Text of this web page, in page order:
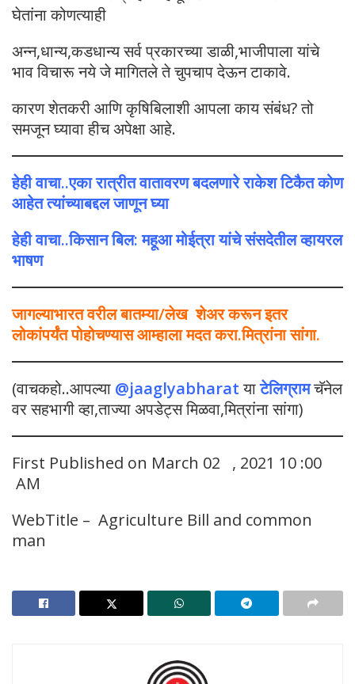
घेतांना कोणत्याही
अन्न,धान्य,कडधान्य सर्व प्रकारच्या डाळी,भाजीपाला यांचे
भाव विचारू नये जे मागितले ते चुपचाप देऊन टाकावे.
कारण शेतकरी आणि कृषिबिलाशी आपला काय संबंध? तो
समजून घ्यावा हीच अपेक्षा आहे.
हेही वाचा..एका रात्रीत वातावरण बदलणारे राकेश टिकैत कोण
आहेत त्यांच्याबद्दल जाणून घ्या
हेही वाचा..किसान बिल: महूआ मोईत्रा यांचे संसदेतील व्हायरल
भाषण
जागल्याभारत वरील बातम्या/लेख शेअर करून इतर
लोकांपर्यंत पोहोचण्यास आम्हाला मदत करा.मित्रांना सांगा.
(वाचकहो..आपल्या @jaaglyabharat याटेलिग्रामचॅनेल
वर सहभागी व्हा,ताज्या अपडेट्स मिळवा,मित्रांना सांगा)
First Published on March 02 , 2021 10 :00
AM
WebTitle – Agriculture Bill and common
man